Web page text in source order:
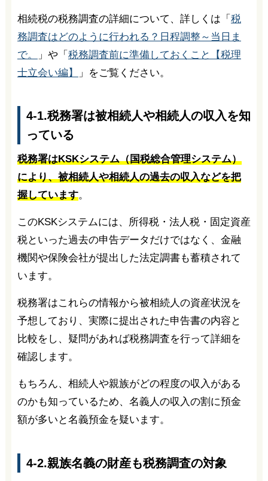
相続税の税務調査の詳細について、詳しくは「 税
務調査はどのように行われる？日程調整～当日ま
で。
」や「 税務調査前に準備しておくこと【税理
士立会い編】
」をご覧ください。
4-1.税務署は被相続人や相続人の収入を知
っている
税務署はKSKシステム（国税総合管理システム）
により、被相続人や相続人の過去の収入などを把
握しています。
このKSKシステムには、所得税・法人税・固定資産
税といった過去の申告データだけではなく、金融
機関や保険会社が提出した法定調書も蓄積されて
います。
税務署はこれらの情報から被相続人の資産状況を
予想しており、実際に提出された申告書の内容と
比較をし、疑問があれば税務調査を行って詳細を
確認します。
もちろん、相続人や親族がどの程度の収入がある
のかも知っているため、名義人の収入の割に預金
額が多いと名義預金を疑います。
4-2.親族名義の財産も税務調査の対象